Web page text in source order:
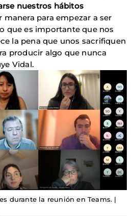
nuestros hábitos
manera para empezar a ser
que es importante que nos
la pena que unos sacrifiquen
producir algo que nunca
Vidal.
durante la reunión en Teams. |